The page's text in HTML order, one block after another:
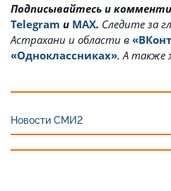
Подписывайтесь и
Telegram и MAX. Cледите за
Астрахани и области в
«Одноклассниках». А также
Новости СМИ2